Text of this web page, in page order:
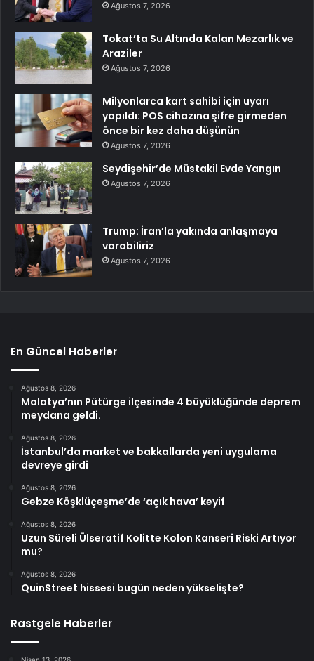
Ağustos 7, 2026
Tokat’ta Su Altında Kalan Mezarlık ve
Araziler
Ağustos 7, 2026
Milyonlarca kart sahibi için uyarı
yapıldı: POS cihazına şifre girmeden
önce bir kez daha düşünün
Ağustos 7, 2026
Seydişehir’de Müstakil Evde Yangın
Ağustos 7, 2026
Trump: İran’la yakında anlaşmaya
varabiliriz
Ağustos 7, 2026
En Güncel Haberler
Ağustos 8, 2026
Malatya’nın Pütürge ilçesinde 4 büyüklüğünde deprem
meydana geldi.
Ağustos 8, 2026
İstanbul’da market ve bakkallarda yeni uygulama
devreye girdi
Ağustos 8, 2026
Gebze Köşklüçeşme’de ‘açık hava’ keyif
Ağustos 8, 2026
Uzun Süreli Ülseratif Kolitte Kolon Kanseri Riski Artıyor
mu?
Ağustos 8, 2026
QuinStreet hissesi bugün neden yükselişte?
Rastgele Haberler